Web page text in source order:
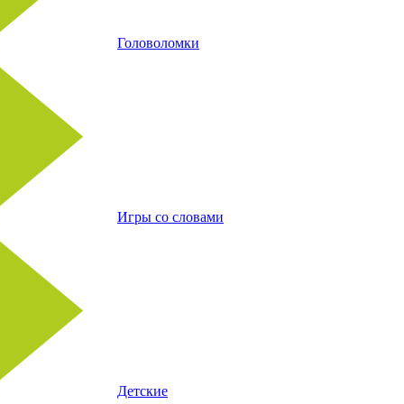
Головоломки
Игры со словами
Детские